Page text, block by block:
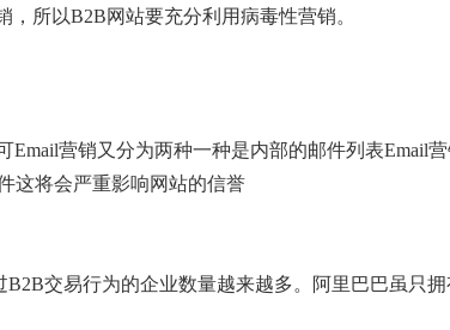
所以B2B网站要充分利用病毒性营销。
Email营销又分为两种一种是内部的邮件列表Email
这将会严重影响网站的信誉
交易行为的企业数量越来越多。阿里巴巴虽只